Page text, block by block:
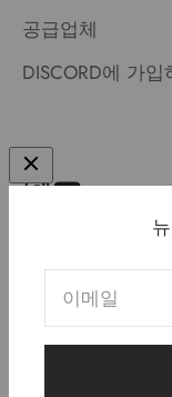
이메일
공급업체
DISCORD에 가입